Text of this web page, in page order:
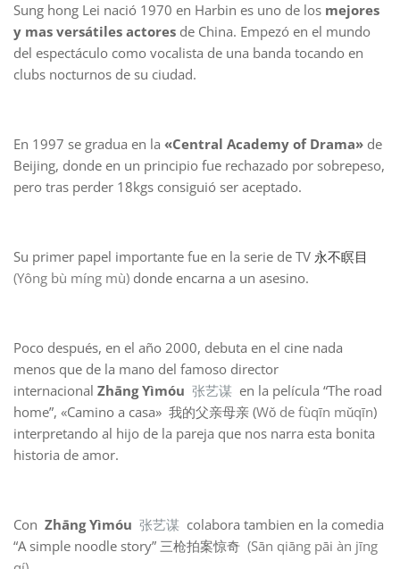
Sung hong Lei nació 1970 en Harbin es uno de los mejores
y mas versátiles actores de China. Empezó en el mundo
del espectáculo como vocalista de una banda tocando en
clubs nocturnos de su ciudad.
En 1997 se gradua en la «Central Academy of Drama» de
Beijing, donde en un principio fue rechazado por sobrepeso,
pero tras perder 18kgs consiguió ser aceptado.
Su primer papel importante fue en la serie de TV 永不瞑目
(Yông bù míng mù) donde encarna a un asesino.
Poco después, en el año 2000, debuta en el cine nada
menos que de la mano del famoso director
internacional Zhāng Yìmóu 张艺谋 en la película “The road
home”, «Camino a casa» 我的父亲母亲 (Wǒ de fùqīn mǔqīn)
interpretando al hijo de la pareja que nos narra esta bonita
historia de amor.
Con Zhāng Yìmóu 张艺谋 colabora tambien en la comedia
“A simple noodle story” 三枪拍案惊奇 (Sān qiāng pāi àn jīng